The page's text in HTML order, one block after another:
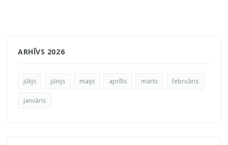
ARHĪVS 2026
jūlijs jūnijs maijs aprīlis marts februāris
janvāris